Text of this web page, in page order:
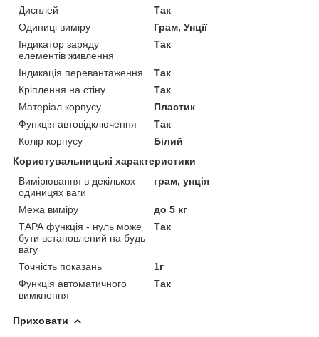
Дисплей
Так
Одиниці виміру
Грам, Унції
Індикатор заряду
елементів живлення
Так
Індикація перевантаження
Так
Кріплення на стіну
Так
Матеріал корпусу
Пластик
Функція автовідключення
Так
Колір корпусу
Білий
Користувальницькі характеристики
Вимірювання в декількох
одиницях ваги
грам, унція
Межа виміру
до 5 кг
ТАРА функція - нуль може
бути встановлений на будь
вагу
Так
Точність показань
1г
Функція автоматичного
вимкнення
Так
Приховати